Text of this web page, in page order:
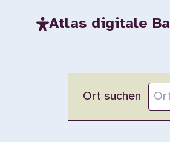
Atlas digitale
Ort suchen